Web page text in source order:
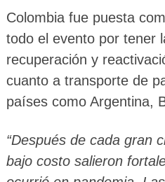
Colombia fue puesta
todo el evento por tener
recuperación y
cuanto a transporte de
países como Argentina,
“Después de cada gran
bajo costo salieron